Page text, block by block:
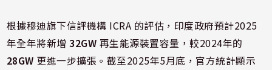
根據穆迪旗下信評機構 ICRA 的評估，印度政府預計2025
年全年將新增32GW 再生能源裝置容量，較2024年的
28GW 更進一步擴張。截至2025年5月底，官方統計顯示